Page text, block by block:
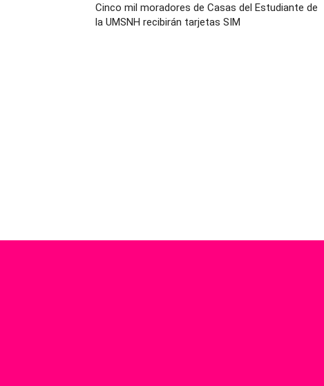
Cinco mil moradores de Casas del Estudiante de
la UMSNH recibirán tarjetas SIM